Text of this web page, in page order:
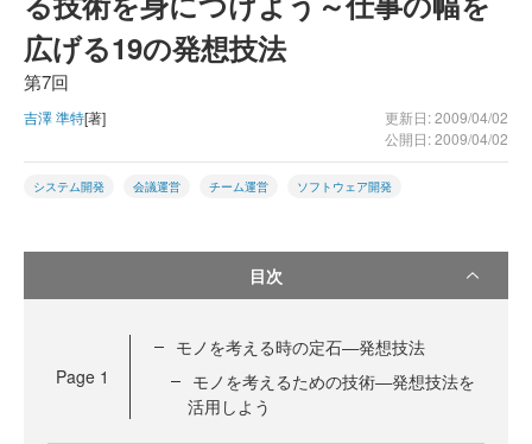
広げる19の発想技法
第7回
吉澤 準特[著]
更新日: 2009/04/02
公開日: 2009/04/02
システム開発 会議運営 チーム運営 ソフトウェア開発
目次
Page 1
モノを考える時の定石―発想技法
モノを考えるための技術―発想技法を
活用しよう